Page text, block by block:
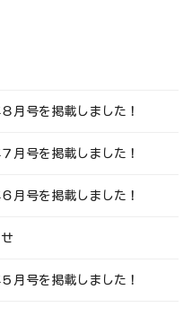
月号を掲載しました！
月号を掲載しました！
月号を掲載しました！
月号を掲載しました！